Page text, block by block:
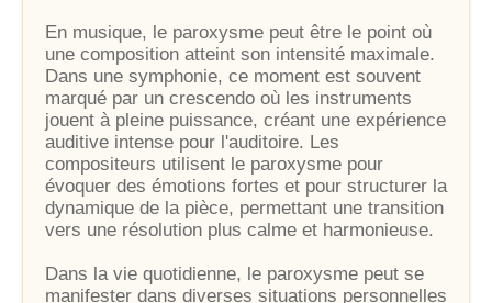
En musique, le paroxysme peut être le point où
une composition atteint son intensité maximale.
Dans une symphonie, ce moment est souvent
marqué par un crescendo où les instruments
jouent à pleine puissance, créant une expérience
auditive intense pour l'auditoire. Les
compositeurs utilisent le paroxysme pour
évoquer des émotions fortes et pour structurer la
dynamique de la pièce, permettant une transition
vers une résolution plus calme et harmonieuse.
Dans la vie quotidienne, le paroxysme peut se
manifester dans diverses situations personnelles